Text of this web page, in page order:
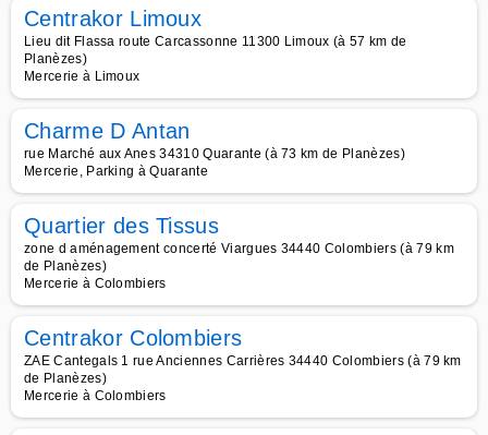
Centrakor Limoux
Lieu dit Flassa route Carcassonne 11300 Limoux (à 57 km de
Planèzes)
Mercerie à Limoux
Charme D Antan
rue Marché aux Anes 34310 Quarante (à 73 km de Planèzes)
Mercerie, Parking à Quarante
Quartier des Tissus
zone d aménagement concerté Viargues 34440 Colombiers (à 79 km
de Planèzes)
Mercerie à Colombiers
Centrakor Colombiers
ZAE Cantegals 1 rue Anciennes Carrières 34440 Colombiers (à 79 km
de Planèzes)
Mercerie à Colombiers